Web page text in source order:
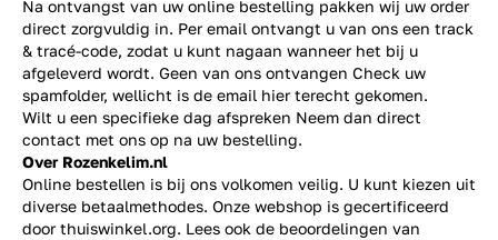
Na ontvangst van uw online bestelling pakken wij uw order
direct zorgvuldig in. Per email ontvangt u van ons een track
& tracé-code, zodat u kunt nagaan wanneer het bij u
afgeleverd wordt. Geen van ons ontvangen Check uw
spamfolder, wellicht is de email hier terecht gekomen.
Wilt u een specifieke dag afspreken Neem dan direct
contact met ons op na uw bestelling.
Over Rozenkelim.nl
Online bestellen is bij ons volkomen veilig. U kunt kiezen uit
diverse betaalmethodes. Onze webshop is gecertificeerd
door thuiswinkel.org. Lees ook de beoordelingen van